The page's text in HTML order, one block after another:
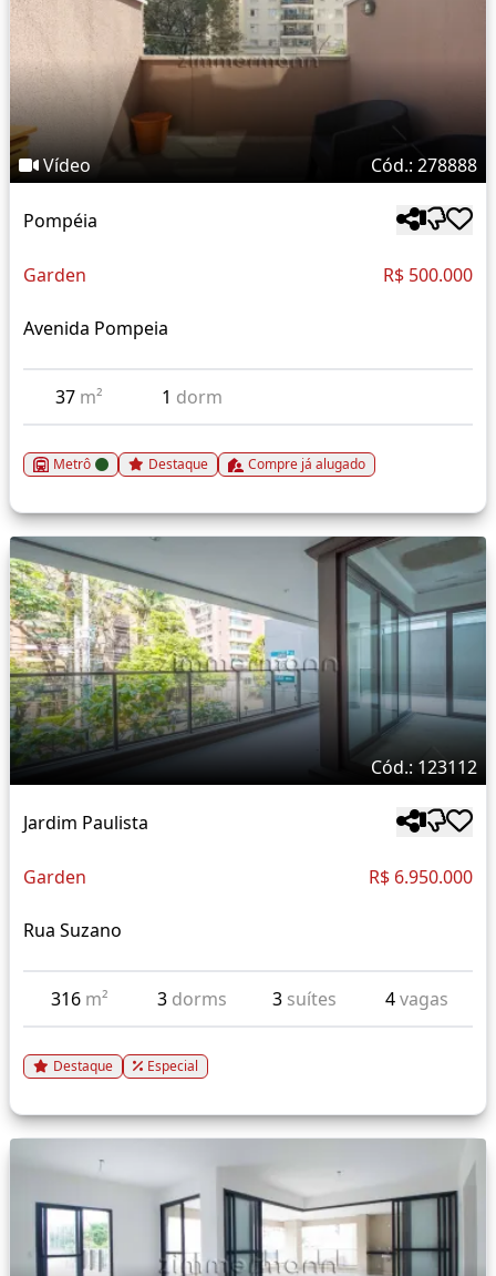
Vídeo Cód.: 278888
Pompéia
Garden R$ 500.000
Avenida Pompeia
37 m² 1 dorm
Metrô Destaque Compre já alugado
Cód.: 123112
Jardim Paulista
Garden R$ 6.950.000
Rua Suzano
316 m² 3 dorms 3 suítes 4vagas
Destaque Especial